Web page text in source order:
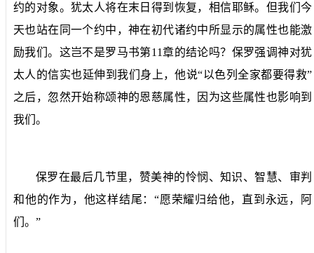
约的对象。犹太人将在末日得到恢复，相信耶稣。但我们今
天也站在同一个约中，神在初代诸约中所显示的属性也能激
励我们。这岂不是罗马书第11章的结论吗？保罗强调神对犹
太人的信实也延伸到我们身上，他说“以色列全家都要得救”
之后，忽然开始称颂神的恩慈属性，因为这些属性也影响到
我们。
保罗在最后几节里，赞美神的怜悯、知识、智慧、审判
和他的作为，他这样结尾：“愿荣耀归给他，直到永远，阿
们。”